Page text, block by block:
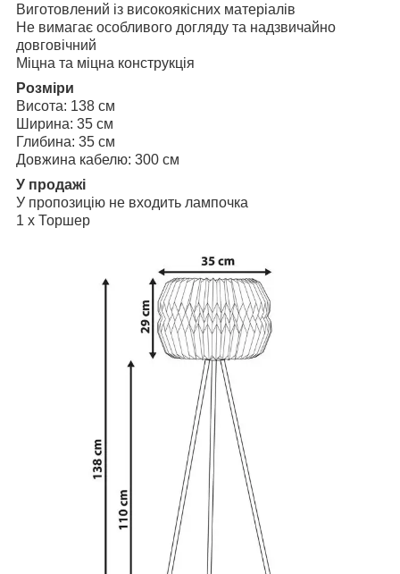
Виготовлений із високоякісних матеріалів
Не вимагає особливого догляду та надзвичайно
довговічний
Міцна та міцна конструкція
Розміри
Висота: 138 см
Ширина: 35 см
Глибина: 35 см
Довжина кабелю: 300 см
У продажі
У пропозицію не входить лампочка
1 х Торшер